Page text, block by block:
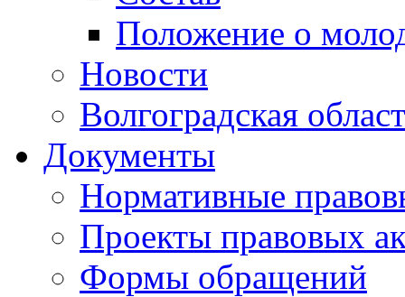
Положение о
Новости
Волгоградская
Документы
Нормативные
Проекты правовых
Формы обращений